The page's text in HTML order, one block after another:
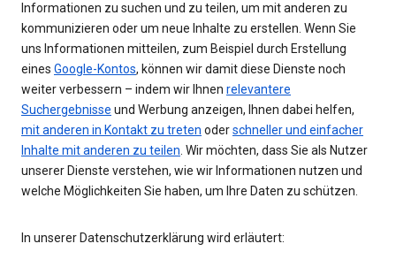
Informationen zu suchen und zu teilen, um mit anderen zu
kommunizieren oder um neue Inhalte zu erstellen. Wenn Sie
uns Informationen mitteilen, zum Beispiel durch Erstellung
eines Google-Kontos, können wir damit diese Dienste noch
weiter verbessern – indem wir Ihnen relevantere
Suchergebnisse und Werbung anzeigen, Ihnen dabei helfen,
mit anderen in Kontakt zu treten oderschneller und einfacher
Inhalte mit anderen zu teilen. Wir möchten, dass Sie als Nutzer
unserer Dienste verstehen, wie wir Informationen nutzen und
welche Möglichkeiten Sie haben, um Ihre Daten zu schützen.
In unserer Datenschutzerklärung wird erläutert: